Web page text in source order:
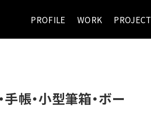
PROFILE WORK PROJECT
手帳・小型筆箱・ボー